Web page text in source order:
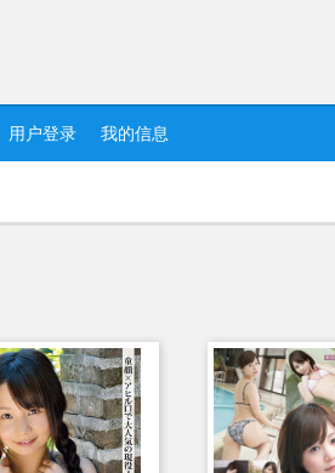
用户登录 我的信息